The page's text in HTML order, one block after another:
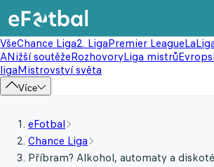
VšeChance Liga2. LigaPremier League
ANižší soutěžeRozhovoryLiga mistrů
ligaMistrovství světa
Více
eFotbal
Chance Liga
Příbram? Alkohol, automaty a